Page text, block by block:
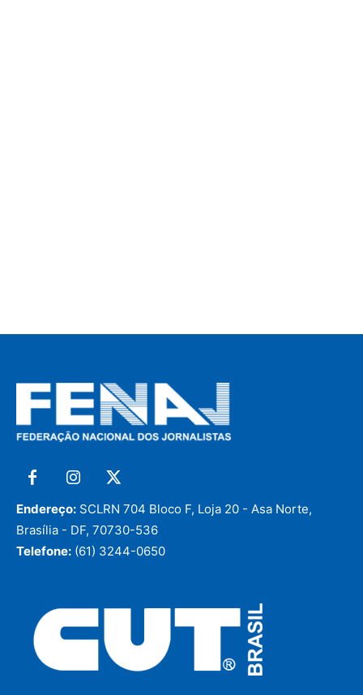
Endereço: SCLRN 704 Bloco F, Loja 20 - Asa Norte,
Brasília - DF, 70730-536
Telefone: (61) 3244-0650